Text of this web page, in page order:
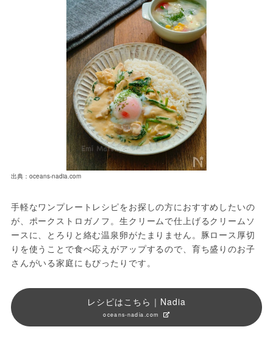
出典：oceans-nadia.com
手軽なワンプレートレシピをお探しの方におすすめしたいの
が、ポークストロガノフ。生クリームで仕上げるクリームソ
ースに、とろりと絡む温泉卵がたまりません。豚ロース厚切
りを使うことで食べ応えがアップするので、育ち盛りのお子
さんがいる家庭にもぴったりです。
レシピはこちら｜Nadia
oceans-nadia.com